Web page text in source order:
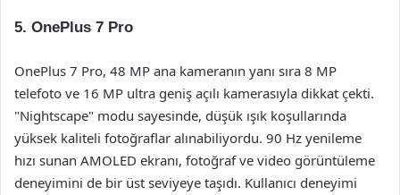
5. OnePlus 7 Pro
OnePlus 7 Pro, 48 MP ana kameranın yanı sıra 8 MP
telefoto ve 16 MP ultra geniş açılı kamerasıyla dikkat çekti.
"Nightscape" modu sayesinde, düşük ışık koşullarında
yüksek kaliteli fotoğraflar alınabiliyordu. 90 Hz yenileme
hızı sunan AMOLED ekranı, fotoğraf ve video görüntüleme
deneyimini de bir üst seviyeye taşıdı. Kullanıcı deneyimi